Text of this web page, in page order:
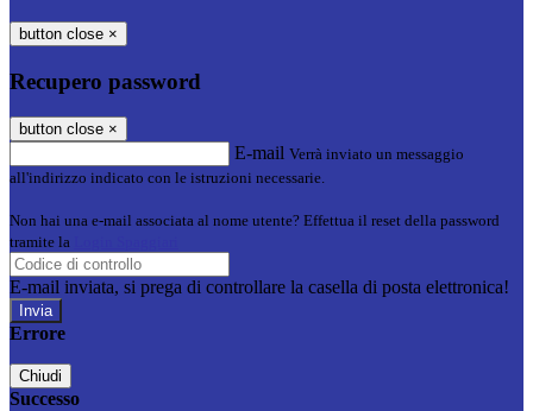
button close ×
Recupero password
button close ×
E-mail Verrà inviato un messaggio
all'indirizzo indicato con le istruzioni necessarie.
Non hai una e-mail associata al nome utente? Effettua il reset della password
tramite la
E-mail inviata, si prega di controllare la casella di posta elettronica!
Errore
Chiudi
Successo